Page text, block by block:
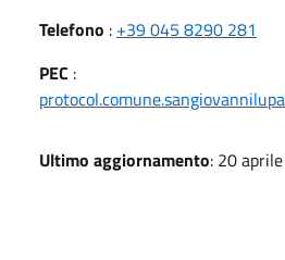
Telefono : +39 045 8290 281
PEC :
Ultimo aggiornamento: 20